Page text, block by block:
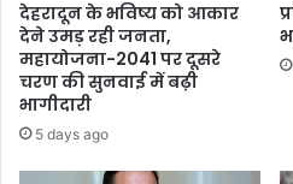
देहरादून के भविष्य को आकार
देने उमड़ रही जनता,
महायोजना-2041 पर दूसरे
चरण की सुनवाई में बढ़ी
भागीदारी
5 days ago